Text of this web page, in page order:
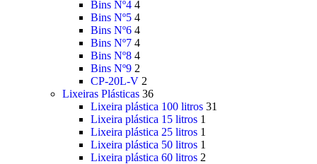
Bins Nº4 4
Bins Nº5 4
Bins Nº6 4
Bins Nº7 4
Bins Nº8 4
Bins Nº9 2
CP-20L-V 2
Lixeiras Plásticas 36
Lixeira plástica 100 litros 31
Lixeira plástica 15 litros 1
Lixeira plástica 25 litros 1
Lixeira plástica 50 litros 1
Lixeira plástica 60 litros 2